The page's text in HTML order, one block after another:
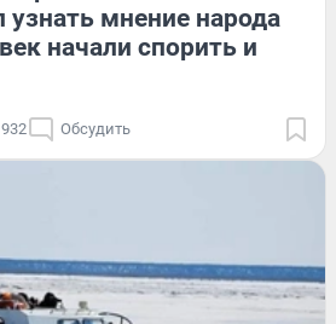
узнать мнение народа
начали спорить и
932 Обсудить